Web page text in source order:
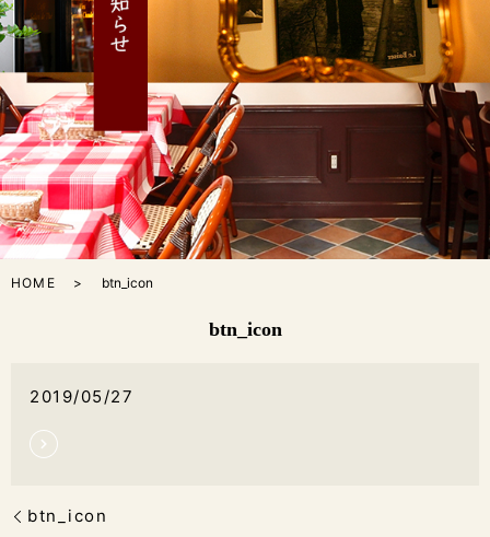
HOME btn_icon
btn_icon
2019/05/27
btn_icon